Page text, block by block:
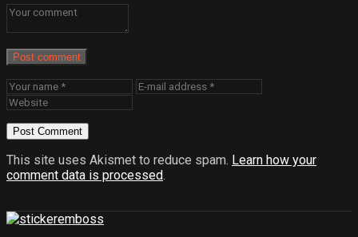
Post comment
This site uses Akismet to reduce spam. Learn how your
comment data is processed.